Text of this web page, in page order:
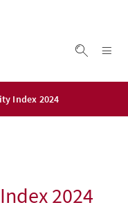
Index 2024
2024